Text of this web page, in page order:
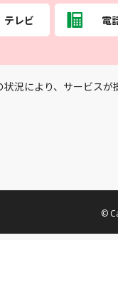
テレビ 電
況により、サービスが
©